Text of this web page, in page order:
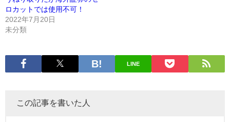
ロカットでは使用不可！
2022年7月20日
未分類
LINE
この記事を書いた人